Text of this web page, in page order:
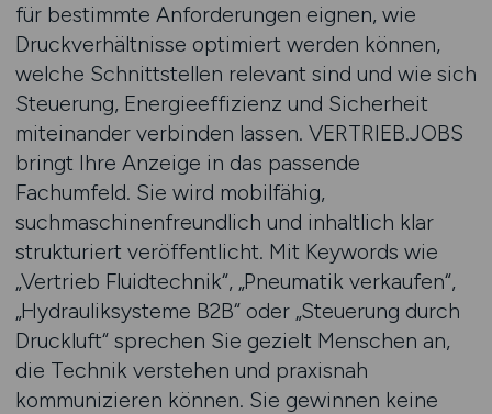
für bestimmte Anforderungen eignen, wie
Druckverhältnisse optimiert werden können,
welche Schnittstellen relevant sind und wie sich
Steuerung, Energieeffizienz und Sicherheit
miteinander verbinden lassen. VERTRIEB.JOBS
bringt Ihre Anzeige in das passende
Fachumfeld. Sie wird mobilfähig,
suchmaschinenfreundlich und inhaltlich klar
strukturiert veröffentlicht. Mit Keywords wie
„Vertrieb Fluidtechnik“, „Pneumatik verkaufen“,
„Hydrauliksysteme B2B“ oder „Steuerung durch
Druckluft“ sprechen Sie gezielt Menschen an,
die Technik verstehen und praxisnah
kommunizieren können. Sie gewinnen keine